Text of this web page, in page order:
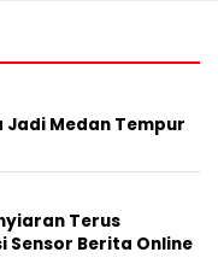
Medan Tempur
Terus
Berita Online